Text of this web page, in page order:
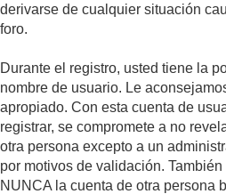
derivarse de cualquier situación
foro.
Durante el registro, usted tiene la
nombre de usuario. Le
apropiado. Con esta cuenta de
registrar, se compromete a no
otra persona excepto a un
por motivos de validación.
NUNCA la cuenta de otra persona